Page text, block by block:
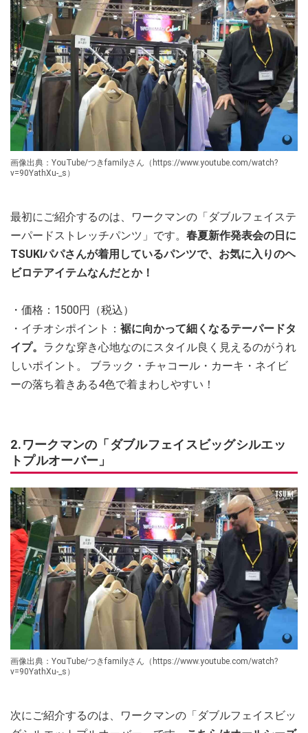
画像出典：YouTube/つきfamilyさん（https://www.youtube.com/watch?
v=90YathXu-_s）
最初にご紹介するのは、ワークマンの「ダブルフェイステ
ーパードストレッチパンツ」です。 春夏新作発表会の日に
TSUKIパパさんが着用しているパンツで、お気に入りのヘ
ビロテアイテムなんだとか！
・価格：1500円（税込）
・イチオシポイント： 裾に向かって細くなるテーパードタ
イプ。 ラクな穿き心地なのにスタイル良く見えるのがうれ
しいポイント。 ブラック・チャコール・カーキ・ネイビ
ーの落ち着きある4色で着まわしやすい！
2.ワークマンの「ダブルフェイスビッグシルエッ
トプルオーバー」
画像出典：YouTube/つきfamilyさん（https://www.youtube.com/watch?
v=90YathXu-_s）
次にご紹介するのは、ワークマンの「ダブルフェイスビッ